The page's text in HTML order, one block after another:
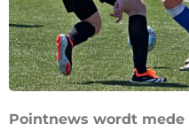
Pointnews wordt